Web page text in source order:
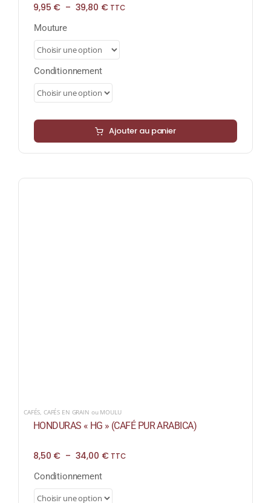
9,95 € – 39,80 €Plage
à
39,80 €
TTC
Mouture
Conditionnement
Ajouter au panier
CAFÉS CAFÉS EN GRAIN ou MOULU
HONDURAS « HG » (CAFÉ PUR ARABICA)
8,50 € – 34,00 €Plage
à
TTC
Conditionnement